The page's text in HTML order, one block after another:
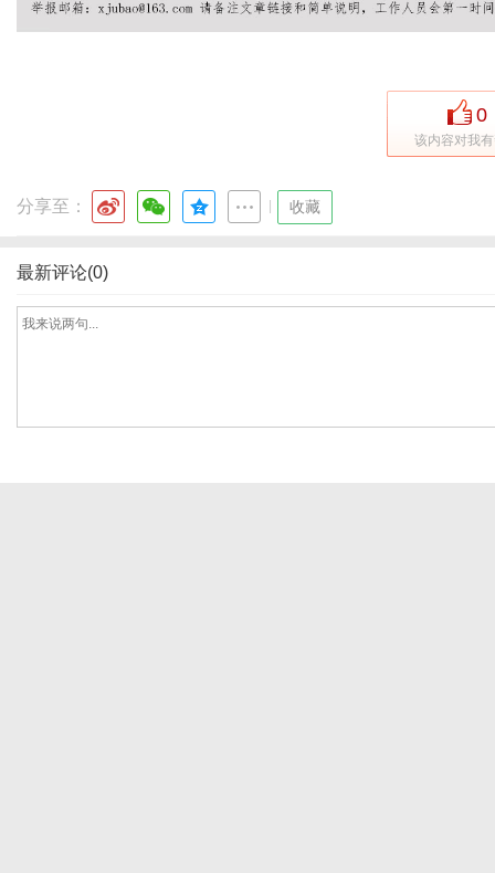
0
该内容对我
分享至： 收藏
最新评论(0)